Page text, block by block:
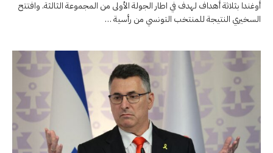
أوغندا بثلاثة أهداف لهدف في اطار الجولة الأولى من المجموعة الثالثة. وافتتح
السخيري النتيجة للمنتخب التونسي من رأسية …